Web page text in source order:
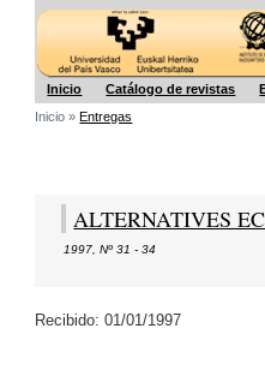
Inicio Catálogo de revistas
Inicio »Entregas
ALTERNATIVES
1997 ,Nº 31 - 34
Recibido: 01/01/1997